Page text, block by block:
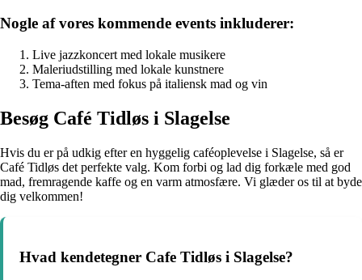
Nogle af vores kommende events inkluderer:
Live jazzkoncert med lokale musikere
Maleriudstilling med lokale kunstnere
Tema-aften med fokus på italiensk mad og vin
Besøg Café Tidløs i Slagelse
Hvis du er på udkig efter en hyggelig caféoplevelse i Slagelse, så er
Café Tidløs det perfekte valg. Kom forbi og lad dig forkæle med god
mad, fremragende kaffe og en varm atmosfære. Vi glæder os til at byde
dig velkommen!
Hvad kendetegner Cafe Tidløs i Slagelse?